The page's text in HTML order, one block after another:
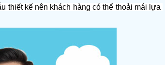
thiết kế nên khách hàng có thể thoải mái lựa